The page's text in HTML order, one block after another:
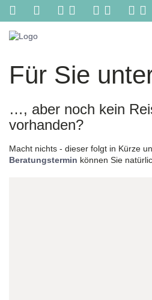
Kontakt
Ihr
persönliches
im
Netz.
Reisetipps
Spezialisten,
online
Für Sie
…, aber noch kein
vorhanden?
Macht nichts - dieser folgt in Kürze
Beratungstermin können Sie